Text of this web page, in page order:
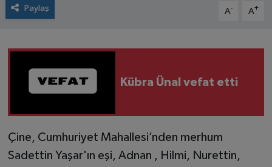
Paylaş A- A+
Kübra Ünal vefat etti
Çine, Cumhuriyet Mahallesi’nden merhum
Sadettin Yaşar'ın eşi, Adnan , Hilmi, Nurettin,